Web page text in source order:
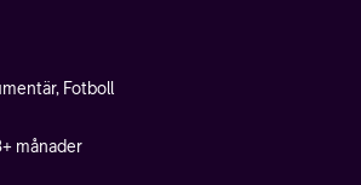
Fotboll
månader